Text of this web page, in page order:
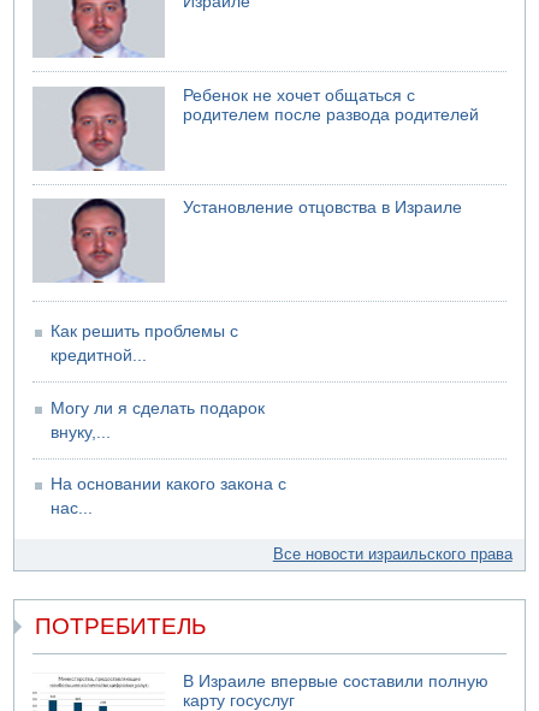
07.08.2026 06:47
Недалеко от Бейт-Шемеша погиб велосипедист
07.08.2026 06:24
Ребенок не хочет общаться с
родителем после развода родителей
Установление отцовства в Израиле
Как решить проблемы с
кредитной...
Могу ли я сделать подарок
внуку,...
На основании какого закона с
нас...
Все новости израильского права
ПОТРЕБИТЕЛЬ
В Израиле впервые составили полную
карту госуслуг